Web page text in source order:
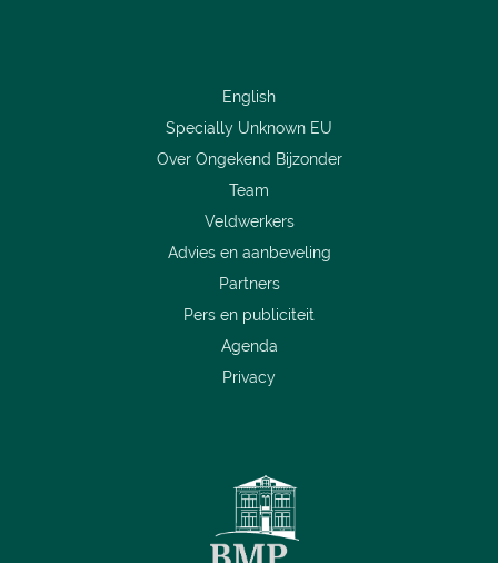
English
Specially Unknown EU
Over Ongekend Bijzonder
Team
Veldwerkers
Advies en aanbeveling
Partners
Pers en publiciteit
Agenda
Privacy